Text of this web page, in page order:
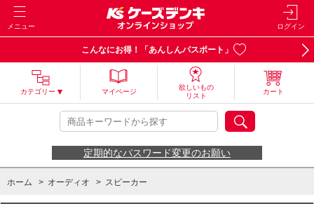
メニュー ログイン
こんなにお得！「あんしんパスポート」
カテゴリー マイページ
欲しいもの
リスト
カート
定期的なパスワード変更のお願い
ホーム > オーディオ > スピーカー